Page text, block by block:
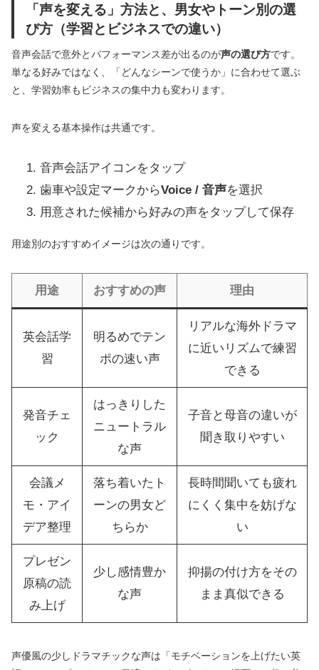
「声を変える」方法と、男女やトーン別の選
び方（学習とビジネスでの違い）
音声会話で意外とパフォーマンス差が出るのが声の選び方です。
単なる好みではなく、「どんなシーンで使うか」に合わせて選ぶ
と、学習効率もビジネスの集中力も変わります。
声を変える基本操作は共通です。
音声会話アイコンをタップ
歯車や設定マークからVoice / 音声を選択
用意された候補から好みの声をタップして保存
用途別のおすすめイメージは次の通りです。
用途 おすすめの声 理由
英会話学
習
明るめでテン
ポの速い声
リアルな海外ドラマ
に近いリズムで練習
できる
発音チェ
ック
はっきりした
ニュートラル
な声
子音と母音の違いが
聞き取りやすい
会議メ
モ・アイ
デア整理
落ち着いたト
ーンの男女ど
ちらか
長時間聞いても疲れ
にくく集中を妨げな
い
プレゼン
原稿の読
み上げ
少し感情豊か
な声
抑揚の付け方をその
まま真似できる
声優風の少しドラマチックな声は「モチベーションを上げたい英